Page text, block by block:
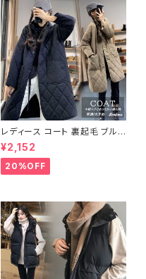
レディース コート 裏起毛 ブルゾ
ン ジャンパー ジャケット キルテ
ィング 中綿
¥2,152
20%OFF